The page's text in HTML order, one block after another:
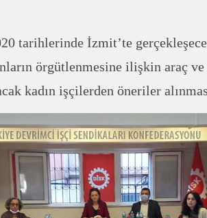
tarihlerinde İzmit’te
örgütlenmesine ilişkin araç
kadın işçilerden öneriler